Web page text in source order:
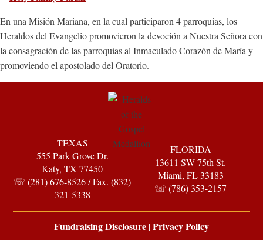
En una Misión Mariana, en la cual participaron 4 parroquias, los
Heraldos del Evangelio promovieron la devoción a Nuestra Señora con
la consagración de las parroquias al Inmaculado Corazón de María y
promoviendo el apostolado del Oratorio.
TEXAS
555 Park Grove Dr.
Katy, TX 77450
☏ (281) 676-8526 / Fax. (832)
321-5338
FLORIDA
13611 SW 75th St.
Miami, FL 33183
☏ (786) 353-2157
Fundraising Disclosure |Privacy Policy